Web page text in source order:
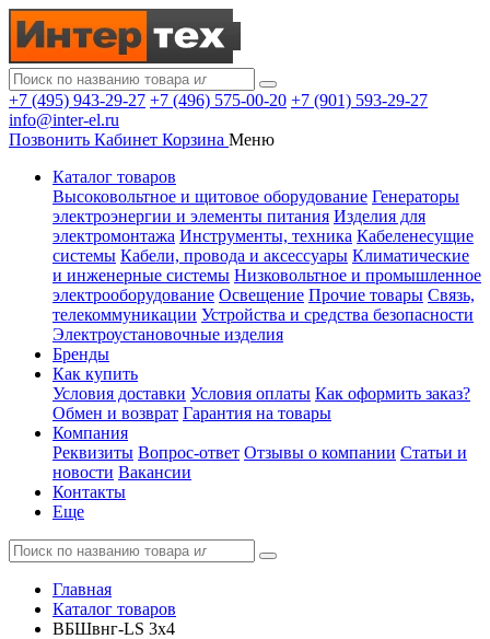
+7 (495) 943-29-27 +7 (496) 575-00-20 +7 (901) 593-29-27
info@inter-el.ru
Позвонить Кабинет Корзина Меню
Каталог товаров
Высоковольтное и щитовое оборудование Генераторы
электроэнергии и элементы питания Изделия для
электромонтажа Инструменты, техника Кабеленесущие
системы Кабели, провода и аксессуары Климатические
и инженерные системы Низковольтное и промышленное
электрооборудование Освещение Прочие товары Связь,
телекоммуникации Устройства и средства безопасности
Электроустановочные изделия
Бренды
Как купить
Условия доставки Условия оплаты Как оформить заказ?
Обмен и возврат Гарантия на товары
Компания
Реквизиты Вопрос-ответ Отзывы о компании Статьи и
новости Вакансии
Контакты
Еще
Главная
Каталог товаров
ВБШвнг-LS 3x4